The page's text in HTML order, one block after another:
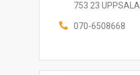
753 23 UPPSALA
070-6508668